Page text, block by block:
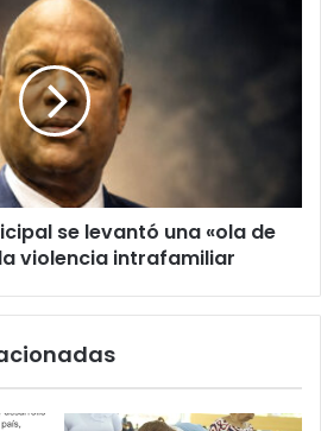
se levantó una «ola de
violencia intrafamiliar